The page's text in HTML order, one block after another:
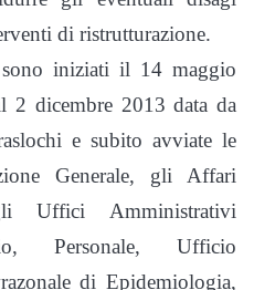
di ristrutturazione.
iniziati il 14 maggio
2 dicembre 2013 data da
e subito avviate le
Generale, gli Affari
Uffici Amministrativi
Personale, Ufficio
di Epidemiologia,